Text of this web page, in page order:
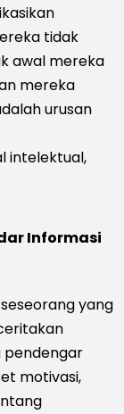
tidak
awal mereka
mereka
urusan
intelektual,
Informasi
yang
pendengar
motivasi,